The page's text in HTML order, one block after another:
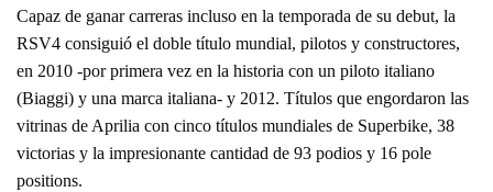
Capaz de ganar carreras incluso en la temporada de su debut, la
RSV4 consiguió el doble título mundial, pilotos y constructores,
en 2010 -por primera vez en la historia con un piloto italiano
(Biaggi) y una marca italiana- y 2012. Títulos que engordaron las
vitrinas de Aprilia con cinco títulos mundiales de Superbike, 38
victorias y la impresionante cantidad de 93 podios y 16 pole
positions.